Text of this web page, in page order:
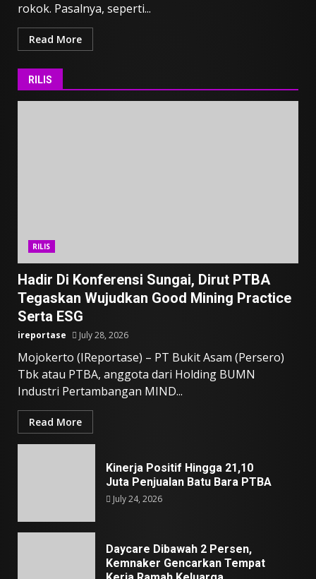
rokok. Pasalnya, seperti...
Read More
RILIS
RILIS
Hadir Di Konferensi Sungai, Dirut PTBA
Tegaskan Wujudkan Good Mining Practice
Serta ESG
ireportase July 28, 2026
Mojokerto (IReportase) – PT Bukit Asam (Persero)
Tbk atau PTBA, anggota dari Holding BUMN
Industri Pertambangan MIND...
Read More
Kinerja Positif Hingga 21,10
Juta Penjualan Batu Bara PTBA
July 24, 2026
Daycare Dibawah 2 Persen,
Kemnaker Gencarkan Tempat